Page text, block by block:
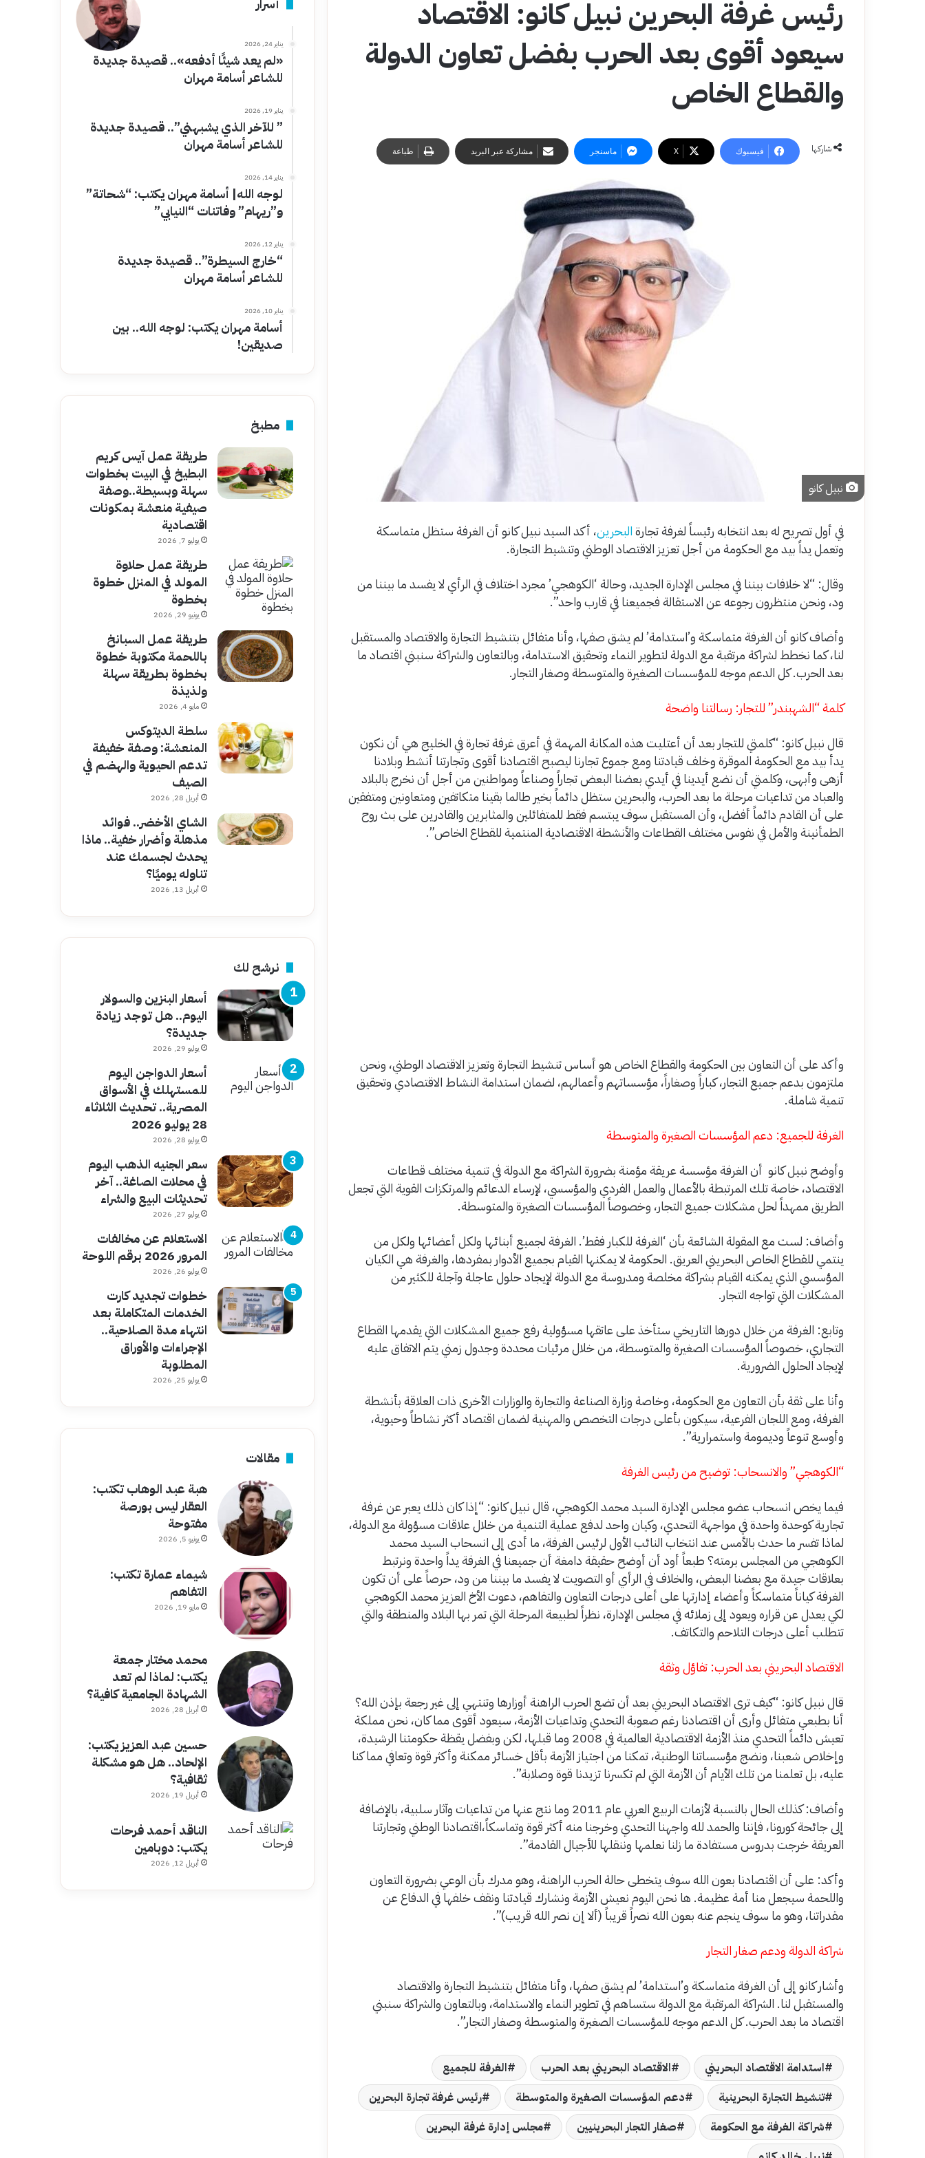
رئيس غرفة البحرين نبيل كانو: الاقتصاد
سيعود أقوى بعد الحرب بفضل تعاون الدولة
والقطاع الخاص
شاركها فيسبوك ‫X ماسنجر مشاركة عبر البريد طباعة
نبيل كانو
في أول تصريح له بعد انتخابه رئيساً لغرفة تجارةالبحرين، أكد السيد نبيل كانو أن الغرفة ستظل متماسكة
وتعمل يداً بيد مع الحكومة من أجل تعزيز الاقتصاد الوطني وتنشيط التجارة.
وقال: “لا خلافات بيننا في مجلس الإدارة الجديد، وحالة ‘الكوهجي’ مجرد اختلاف في الرأي لا يفسد ما بيننا من
ود، ونحن منتظرون رجوعه عن الاستقالة فجميعنا في قارب واحد”.
وأضاف كانو أن الغرفة متماسكة و’استدامة’ لم يشق صفها، وأنا متفائل بتنشيط التجارة والاقتصاد والمستقبل
لنا، كما نخطط لشراكة مرتقبة مع الدولة لتطوير النماء وتحقيق الاستدامة، وبالتعاون والشراكة سنبني اقتصاد ما
بعد الحرب. كل الدعم موجه للمؤسسات الصغيرة والمتوسطة وصغار التجار.
كلمة “الشهبندر” للتجار: رسالتنا واضحة
قال نبيل كانو: “كلمتي للتجار بعد أن أعتليت هذه المكانة المهمة في أعرق غرفة تجارة في الخليج هي أن نكون
يدأ بيد مع الحكومة الموقرة وخلف قيادتنا ومع جموع تجارنا ليصبح اقتصادنا أقوى وتجارتنا أنشط وبلادنا
أزهى وأبهى، وكلمتي أن نضع أيدينا في أيدي بعضنا البعض تجاراً وصناعاً ومواطنين من أجل أن نخرج بالبلاد
والعباد من تداعيات مرحلة ما بعد الحرب، والبحرين ستظل دائماً بخير طالما بقينا متكاتفين ومتعاونين ومتفقين
على أن القادم دائماً أفضل، وأن المستقبل سوف يبتسم فقط للمتفائلين والمثابرين والقادرين على بث روح
الطمأنينة والأمل في نفوس مختلف القطاعات والأنشطة الاقتصادية المنتمية للقطاع الخاص”.
وأكد على أن التعاون بين الحكومة والقطاع الخاص هو أساس تنشيط التجارة وتعزيز الاقتصاد الوطني، ونحن
ملتزمون بدعم جميع التجار، كباراً وصغاراً، مؤسساتهم وأعمالهم، لضمان استدامة النشاط الاقتصادي وتحقيق
تنمية شاملة.
الغرفة للجميع: دعم المؤسسات الصغيرة والمتوسطة
وأوضح نبيل كانو أن الغرفة مؤسسة عريقة مؤمنة بضرورة الشراكة مع الدولة في تنمية مختلف قطاعات
الاقتصاد، خاصة تلك المرتبطة بالأعمال والعمل الفردي والمؤسسي، لإرساء الدعائم والمرتكزات القوية التي تجعل
الطريق ممهداً لحل مشكلات جميع التجار، وخصوصاً المؤسسات الصغيرة والمتوسطة.
وأضاف: لست مع المقولة الشائعة بأن ‘الغرفة للكبار فقط’. الغرفة لجميع أبنائها ولكل أعضائها ولكل من
ينتمي للقطاع الخاص البحريني العريق. الحكومة لا يمكنها القيام بجميع الأدوار بمفردها، والغرفة هي الكيان
المؤسسي الذي يمكنه القيام بشراكة مخلصة ومدروسة مع الدولة لإيجاد حلول عاجلة وآجلة للكثير من
المشكلات التي تواجه التجار.
وتابع: الغرفة من خلال دورها التاريخي ستأخذ على عاتقها مسؤولية رفع جميع المشكلات التي يقدمها القطاع
التجاري، خصوصاً المؤسسات الصغيرة والمتوسطة، من خلال مرئيات محددة وجدول زمني يتم الاتفاق عليه
لإيجاد الحلول الضرورية.
وأنا على ثقة بأن التعاون مع الحكومة، وخاصة وزارة الصناعة والتجارة والوزارات الأخرى ذات العلاقة بأنشطة
الغرفة، ومع اللجان الفرعية، سيكون بأعلى درجات التخصص والمهنية لضمان اقتصاد أكثر نشاطاً وحيوية،
وأوسع تنوعاً وديمومة واستمرارية”.
“الكوهجي” والانسحاب: توضيح من رئيس الغرفة
فيما يخص انسحاب عضو مجلس الإدارة السيد محمد الكوهجي، قال نبيل كانو: “إذا كان ذلك يعبر عن غرفة
تجارية كوحدة واحدة في مواجهة التحدي، وكيان واحد لدفع عملية التنمية من خلال علاقات مسؤولة مع الدولة،
لماذا تفسر ما حدث بالأمس عند انتخاب النائب الأول لرئيس الغرفة، ما أدى إلى انسحاب السيد محمد
الكوهجي من المجلس برمته؟ طبعاً أود أن أوضح حقيقة دامغة أن جميعنا في الغرفة يداً واحدة ونرتبط
بعلاقات جيدة مع بعضنا البعض، والخلاف في الرأي أو التصويت لا يفسد ما بيننا من ود، حرصاً على أن تكون
الغرفة كياناً متماسكاً وأعضاء إدارتها على أعلى درجات التعاون والتفاهم، دعوت الأخ العزيز محمد الكوهجي
لكي يعدل عن قراره ويعود إلى زملائه في مجلس الإدارة، نظراً لطبيعة المرحلة التي تمر بها البلاد والمنطقة والتي
تتطلب أعلى درجات التلاحم والتكاتف.
الاقتصاد البحريني بعد الحرب: تفاؤل وثقة
قال نبيل كانو: “كيف ترى الاقتصاد البحريني بعد أن تضع الحرب الراهنة أوزارها وتنتهي إلى غير رجعة بإذن الله؟
أنا بطبعي متفائل وأرى أن اقتصادنا رغم صعوبة التحدي وتداعيات الأزمة، سيعود أقوى مما كان، نحن مملكة
تعيش دائماً التحدي منذ الأزمة الاقتصادية العالمية في 2008 وما قبلها، لكن وبفضل يقظة حكومتنا الرشيدة،
وإخلاص شعبنا، ونضج مؤسساتنا الوطنية، تمكنا من اجتياز الأزمة بأقل خسائر ممكنة وأكثر قوة وتعافي مما كنا
عليه، بل تعلمنا من تلك الأيام أن الأزمة التي لم تكسرنا تزيدنا قوة وصلابة”.
وأضاف: كذلك الحال بالنسبة لأزمات الربيع العربي عام 2011 وما نتج عنها من تداعيات وآثار سلبية، بالإضافة
إلى جائحة كورونا، فإننا والحمد لله واجهنا التحدي وخرجنا منه أكثر قوة وتماسكاً،اقتصادنا الوطني وتجارتنا
العريقة خرجت بدروس مستفادة ما زلنا نعلمها وننقلها للأجيال القادمة”.
وأكد: على أن اقتصادنا بعون الله سوف يتخطى حالة الحرب الراهنة، وهو مدرك بأن الوعي بضرورة التعاون
واللحمة سيجعل منا أمة عظيمة. ها نحن اليوم نعيش الأزمة ونشارك قيادتنا ونقف خلفها في الدفاع عن
مقدراتنا، وهو ما سوف ينجم عنه بعون الله نصراً قريباً (ألا إن نصر الله قريب)”.
شراكة الدولة ودعم صغار التجار
وأشار كانو إلى أن الغرفة متماسكة و’استدامة’ لم يشق صفها، وأنا متفائل بتنشيط التجارة والاقتصاد
والمستقبل لنا. الشراكة المرتقبة مع الدولة ستساهم في تطوير النماء والاستدامة، وبالتعاون والشراكة سنبني
اقتصاد ما بعد الحرب. كل الدعم موجه للمؤسسات الصغيرة والمتوسطة وصغار التجار”.
استدامة الاقتصاد البحريني الاقتصاد البحريني بعد الحرب
الغرفة للجميع
تنشيط التجارة البحرينية
دعم المؤسسات الصغيرة والمتوسطة
رئيس غرفة تجارة البحرين
شراكة الغرفة مع الحكومة
صغار التجار البحرينيين
مجلس إدارة غرفة البحرين
أسرار
يناير 24, 2026
«لم يعد شيئًا أدفعه».. قصيدة جديدة
للشاعر أسامة مهران
يناير 19, 2026
” للآخر الذي يشبهني”.. قصيدة جديدة
للشاعر أسامة مهران
يناير 14, 2026
لوجه الله| أسامة مهران يكتب: “شحاتة”
و”ريهام” وفاتنات “النيابي”
يناير 12, 2026
“خارج السيطرة”.. قصيدة جديدة
للشاعر أسامة مهران
يناير 10, 2026
أسامة مهران يكتب: لوجه الله.. بين
صديقين!
مطبخ
طريقة عمل آيس كريم
البطيخ في البيت بخطوات
سهلة وبسيطة..وصفة
صيفية منعشة بمكونات
اقتصادية
يوليو 7, 2026
طريقة عمل حلاوة
المولد في المنزل خطوة
بخطوة
يونيو 29, 2026
طريقة عمل السبانخ
باللحمة مكتوبة خطوة
بخطوة بطريقة سهلة
ولذيذة
مايو 4, 2026
سلطة الديتوكس
المنعشة: وصفة خفيفة
تدعم الحيوية والهضم في
الصيف
أبريل 28, 2026
الشاي الأخضر.. فوائد
مذهلة وأضرار خفية.. ماذا
يحدث لجسمك عند
تناوله يوميًا؟
أبريل 13, 2026
نرشح لك
أسعار البنزين والسولار
اليوم.. هل توجد زيادة
جديدة؟
يوليو 29, 2026
أسعار الدواجن اليوم
للمستهلك في الأسواق
المصرية.. تحديث الثلاثاء
28 يوليو 2026
يوليو 28, 2026
سعر الجنيه الذهب اليوم
في محلات الصاغة.. آخر
تحديثات البيع والشراء
يوليو 27, 2026
الاستعلام عن مخالفات
المرور 2026 برقم اللوحة
يوليو 26, 2026
خطوات تجديد كارت
الخدمات المتكاملة بعد
انتهاء مدة الصلاحية..
الإجراءات والأوراق
المطلوبة
يوليو 25, 2026
مقالات
هبة عبد الوهاب تكتب:
العقار ليس بورصة
مفتوحة
يونيو 5, 2026
شيماء عمارة تكتب:
التفاهم
مايو 19, 2026
محمد مختار جمعة
يكتب: لماذا لم تعد
الشهادة الجامعية كافية؟
أبريل 28, 2026
حسين عبد العزيز يكتب:
الإلحاد.. هل هو مشكلة
ثقافية؟
أبريل 19, 2026
الناقد أحمد فرحات
يكتب: دوبامين
أبريل 12, 2026